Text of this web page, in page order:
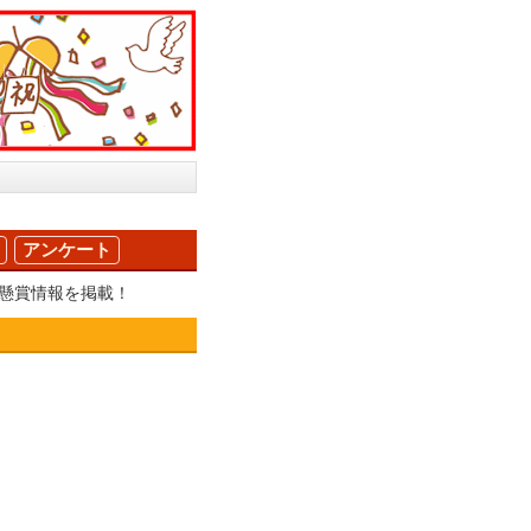
アンケート
賞情報を掲載！